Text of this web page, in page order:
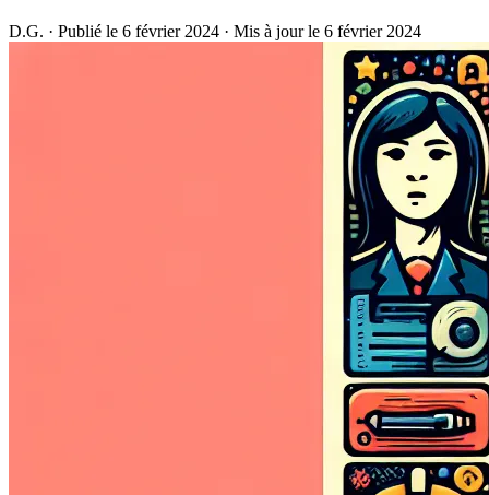
D.G. · Publié le 6 février 2024 · Mis à jour le 6 février 2024